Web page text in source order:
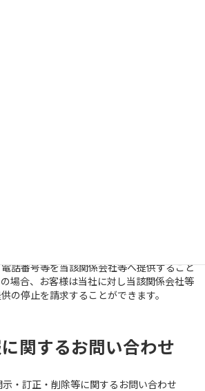
話番号等を当該関係会社等へ提供すること
場合、お客様は当社に対し当該関係会社等
の停止を請求することができます。
関するお問い合わせ
・訂正・削除等に関するお問い合わせ